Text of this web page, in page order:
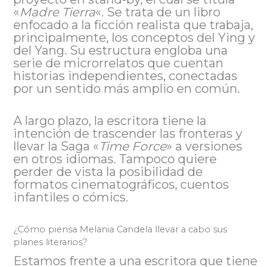
«Madre Tierra«. Se trata de un libro
enfocado a la ficción realista que trabaja,
principalmente, los conceptos del Ying y
del Yang. Su estructura engloba una
serie de microrrelatos que cuentan
historias independientes, conectadas
por un sentido más amplio en común.
A largo plazo, la escritora tiene la
intención de trascender las fronteras y
llevar la Saga «Time Force» a versiones
en otros idiomas. Tampoco quiere
perder de vista la posibilidad de
formatos cinematográficos, cuentos
infantiles o cómics.
¿Cómo piensa Melania Candela llevar a cabo sus
planes literarios?
Estamos frente a una escritora que tiene